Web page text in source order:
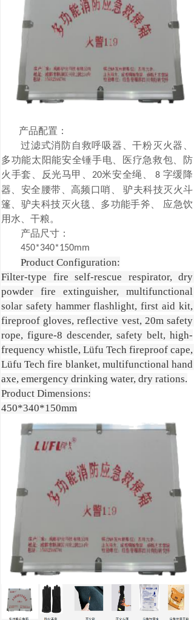
产品配置：
过滤式消防自救呼吸器、干粉灭火器、
多功能太阳能安全锤手电、医疗急救包、防
火手套、反光马甲、 20米安全绳、8 字缓降
器、安全腰带、高频口哨、 驴夫科技灭火斗
篷、驴夫科技灭火毯、多功能手斧、 应急饮
用水、干粮。
产品尺寸：
450*340*150mm
Product Configuration:
Filter-type fire self-rescue respirator, dry
powder fire extinguisher, multifunctional
solar safety hammer flashlight, first aid kit,
fireproof gloves, reflective vest, 20m safety
rope, figure-8 descender, safety belt, high-
frequency whistle, Lüfu Tech fireproof cape,
Lüfu Tech fire blanket, multifunctional hand
axe, emergency drinking water, dry rations.
Product Dimensions:
450*340*150mm